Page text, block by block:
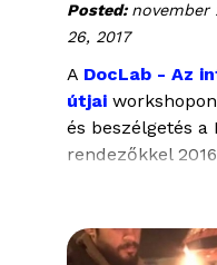
Posted:november
26, 2017
A DocLab - Az
útjai
és beszélgetés
rendezőkkel